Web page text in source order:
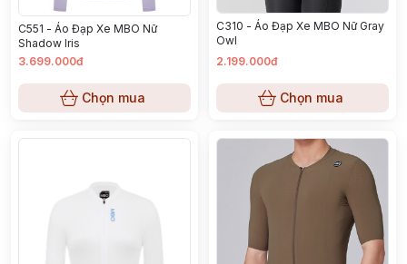
C551 - Áo Đạp Xe MBO Nữ
Shadow Iris
3.699.000đ
Chọn mua
C310 - Áo Đạp Xe MBO Nữ Gray
Owl
2.199.000đ
Chọn mua